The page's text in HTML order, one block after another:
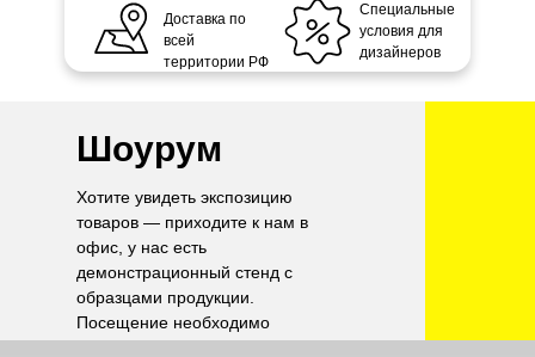
Доставка по
всей
территории РФ
Специальные
условия для
дизайнеров
Шоурум
Хотите увидеть экспозицию
товаров — приходите к нам в
офис, у нас есть
демонстрационный стенд с
образцами продукции.
Посещение необходимо